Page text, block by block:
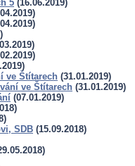
5 (16.06.2019)
ve Štítarech (31.01.2019)
ve Štítarech (31.01.2019)
(07.01.2019)
SDB (15.09.2018)